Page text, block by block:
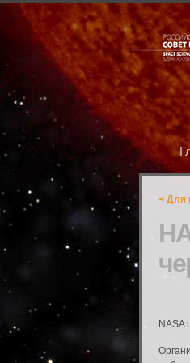
< Для
NASA